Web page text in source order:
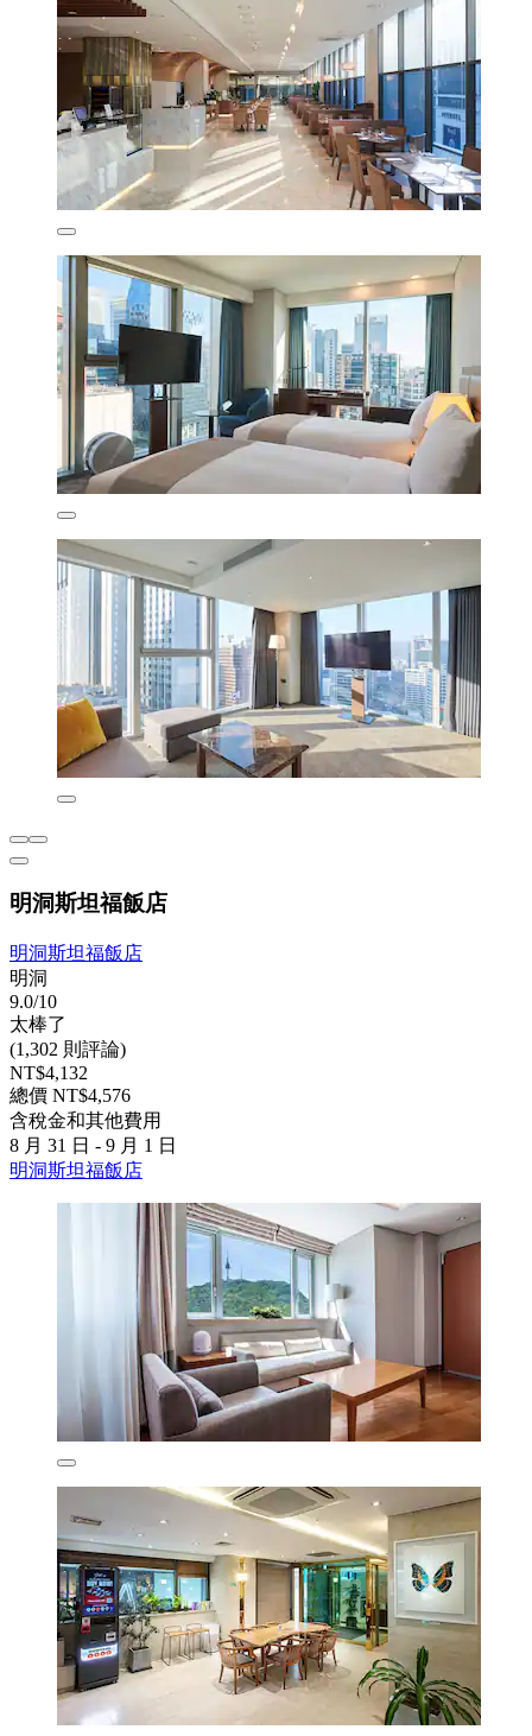
明洞斯坦福飯店
明洞斯坦福飯店
明洞
9.0/10
太棒了
(1,302 則評論)
NT$4,132
總價 NT$4,576
含稅金和其他費用
8 月 31 日 - 9 月 1 日
明洞斯坦福飯店